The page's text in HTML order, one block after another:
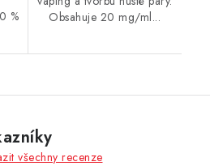
%
Obsahuje 20 mg/ml...
všechny recenze